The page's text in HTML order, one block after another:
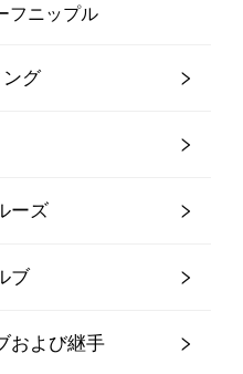
フニップル
グ
ーズ
ブ
および継手